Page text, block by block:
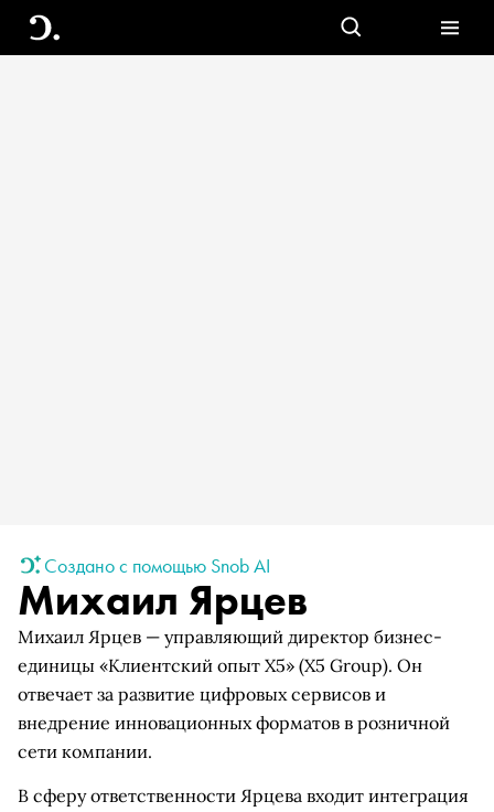
Создано с помощью Snob AI
Михаил Ярцев
Михаил Ярцев — управляющий директор бизнес-
единицы «Клиентский опыт Х5» (X5 Group). Он
отвечает за развитие цифровых сервисов и
внедрение инновационных форматов в розничной
сети компании.
В сферу ответственности Ярцева входит интеграция